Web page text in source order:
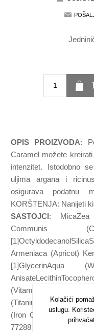
OPIS PROIZVODA:
Caramel možete
intenzitet. Istodobno
uljima argana i
osigurava podatnu
KORŠTENJA: Nanijeti
SASTOJCI: MicaZea
Communis
Armeniaca (Apricot)
[1]GlycerinAqua
(Vitamin C)Citric
(Titanium Dioxide)Ci
(Iron Oxide)Ci 77499
77288 (chromium
Kolačići
uslugu.